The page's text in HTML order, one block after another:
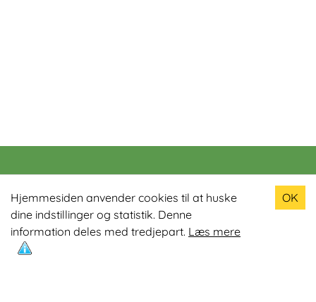
Hjemmesiden anvender cookies til at huske
dine indstillinger og statistik. Denne
information deles med tredjepart. Læs mere
OK
Populære produkter
Odin R900 Romaskine
Odin S900 Spinningcykel